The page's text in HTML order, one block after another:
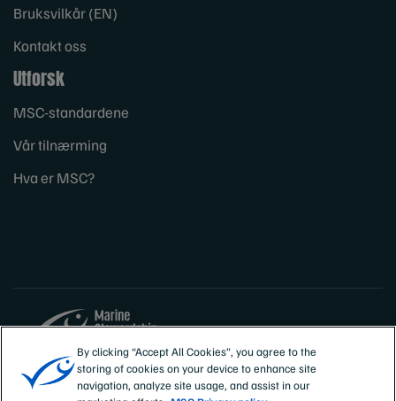
Bruksvilkår (EN)
Kontakt oss
Utforsk
MSC-standardene
Vår tilnærming
Hva er MSC?
Sites
Norge
By clicking “Accept All Cookies”, you agree to the
storing of cookies on your device to enhance site
navigation, analyze site usage, and assist in our